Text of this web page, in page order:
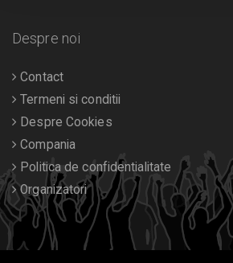
Despre noi
Contact
Termeni si conditii
Despre Cookies
Compania
Politica de confidentialitate
Organizatori